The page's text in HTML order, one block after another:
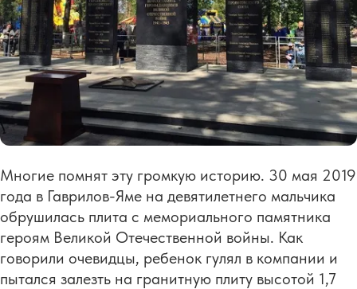
Многие помнят эту громкую историю. 30 мая 2019
года в Гаврилов-Яме на девятилетнего мальчика
обрушилась плита с мемориального памятника
героям Великой Отечественной войны. Как
говорили очевидцы, ребенок гулял в компании и
пытался залезть на гранитную плиту высотой 1,7